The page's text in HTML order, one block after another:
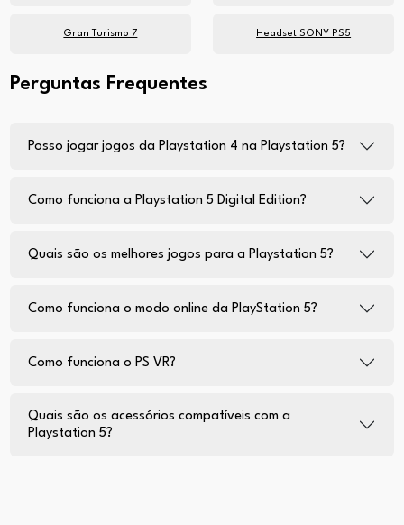
Gran Turismo 7 Headset SONY PS5
Perguntas Frequentes
Posso jogar jogos da Playstation 4 na Playstation 5?
Como funciona a Playstation 5 Digital Edition?
Quais são os melhores jogos para a Playstation 5?
Como funciona o modo online da PlayStation 5?
Como funciona o PS VR?
Quais são os acessórios compatíveis com a
Playstation 5?